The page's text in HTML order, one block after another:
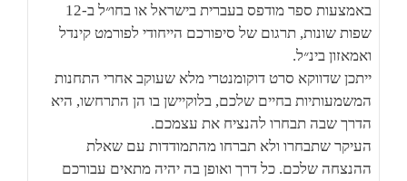
באמצעות ספר מודפס בעברית בישראל או בחו״ל ב-12
שפות שונות, תרגום של סיפורכם הייחודי לפורמט קינדל
ואמאזון בינ״ל.
ייתכן שדווקא סרט דוקומנטרי מלא שעוקב אחרי התחנות
המשמעותיות בחיים שלכם, בלוקיישן בו הן התרחשו, היא
הדרך שבה תבחרו להנציח את עצמכם.
העיקר שתבחרו ולא תברחו מהתמודדות עם שאלת
ההנצחה שלכם. כל דרך ואופן בה יהיה מתאים עבורכם